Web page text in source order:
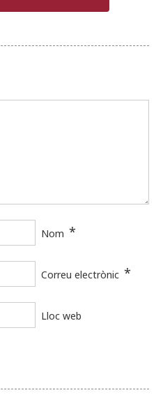
Nom *
Correu electrònic *
Lloc web